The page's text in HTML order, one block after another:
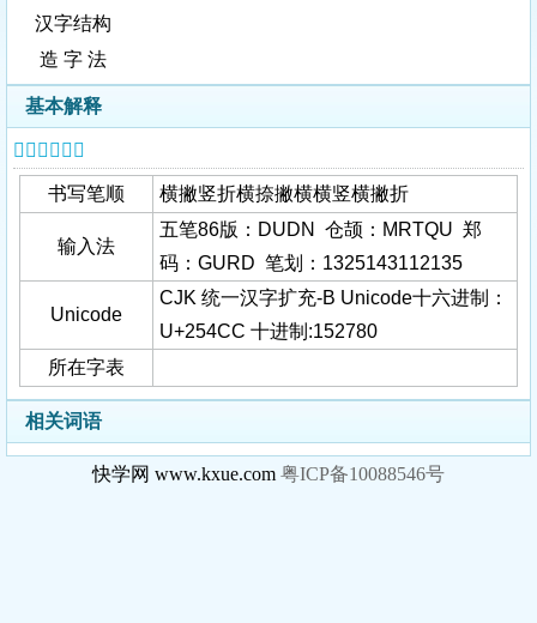
汉字结构
造 字 法
基本解释
𥓌字基本信息
书写笔顺 横撇竖折横捺撇横横竖横撇折
输入法
五笔86版：DUDN 仓颉：MRTQU 郑
码：GURD 笔划：1325143112135
Unicode
CJK 统一汉字扩充-B Unicode十六进制：
U+254CC 十进制:152780
所在字表
相关词语
快学网 www.kxue.com 粤ICP备10088546号